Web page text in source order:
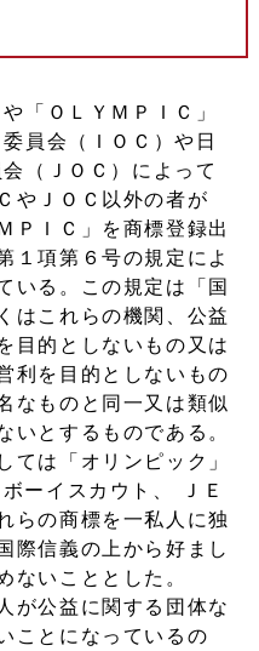
「ＯＬＹＭＰＩＣ」
員会（ＩＯＣ）や日
（ＪＯＣ）によって
やＪＯＣ以外の者が
ＰＩＣ」を商標登録出
１項第６号の規定によ
いる。この規定は「国
はこれらの機関、公益
目的としないもの又は
利を目的としないもの
なものと同一又は類似
いとするものである。
ては「オリンピック」
ーイスカウト、 ＪＥ
らの商標を一私人に独
際信義の上から好まし
ないこととした。
が公益に関する団体な
ことになっているの